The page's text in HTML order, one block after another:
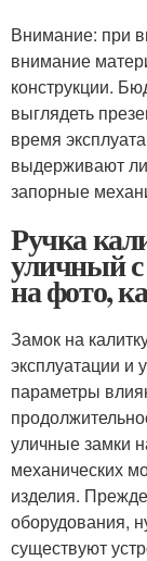
Внимание: при
внимание
конструкции.
выглядеть
время
выдерживают
запорные
Ручка
уличный
на фото,
Замок на
эксплуатации и
параметры
уличные замки
механических
изделия.
оборудования,
существуют